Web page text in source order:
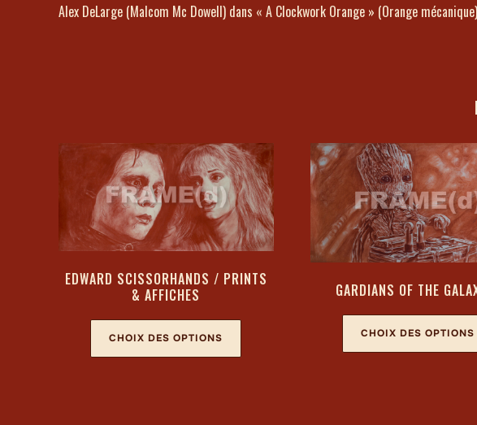
Alex DeLarge (Malcom Mc Dowell) dans « A Clockwork Orange » (Orange
EDWARD SCISSORHANDS / PRINTS
& AFFICHES
CHOIX DES OPTIONS
GARDIANS OF THE
CHOIX DES OPTIONS